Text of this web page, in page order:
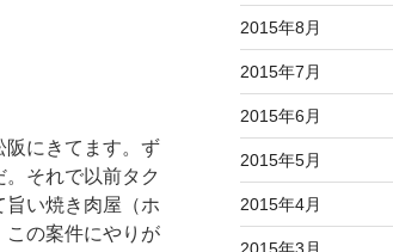
阪にきてます。ず
それで以前タク
旨い焼き肉屋（ホ
この案件にやりが
2015年8月
2015年7月
2015年6月
2015年5月
2015年4月